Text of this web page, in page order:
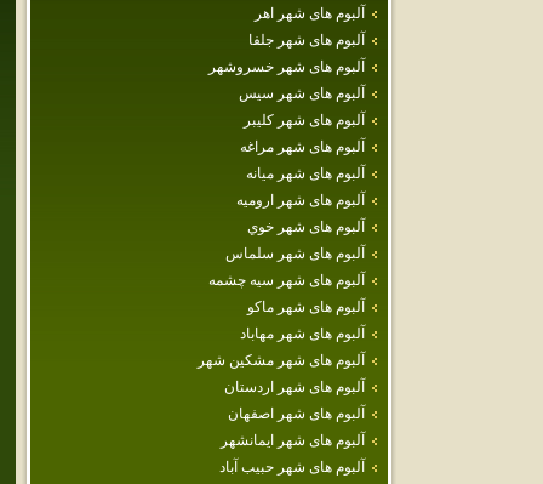
آلبوم های شهر اهر
آلبوم های شهر جلفا
آلبوم های شهر خسروشهر
آلبوم های شهر سيس
آلبوم های شهر كليبر
آلبوم های شهر مراغه
آلبوم های شهر ميانه
آلبوم های شهر اروميه
آلبوم های شهر خوي
آلبوم های شهر سلماس
آلبوم های شهر سيه چشمه
آلبوم های شهر ماكو
آلبوم های شهر مهاباد
آلبوم های شهر مشكين شهر
آلبوم های شهر اردستان
آلبوم های شهر اصفهان
آلبوم های شهر ايمانشهر
آلبوم های شهر حبيب آباد